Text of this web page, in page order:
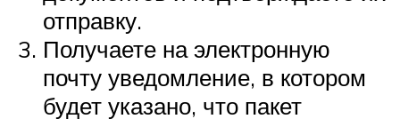
отправку.
Получаете на электронную
почту уведомление, в котором
будет указано, что пакет